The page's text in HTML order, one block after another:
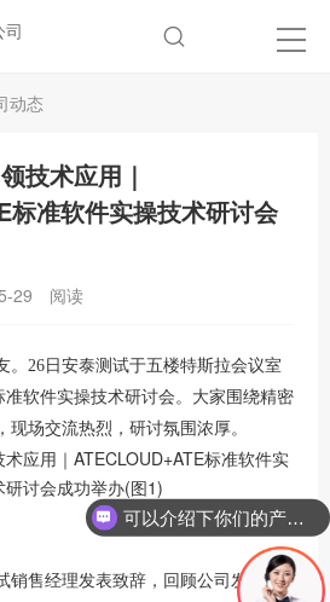
动态
技术应用｜
标准软件实操技术研讨会
29 阅读
26日安泰测试于五楼特斯拉会议室
准软件实操技术研讨会。大家围绕精密
场交流热烈，研讨氛围浓厚。
销售经理发表致辞，回顾公司发展历
可以介绍下你们的产品么？